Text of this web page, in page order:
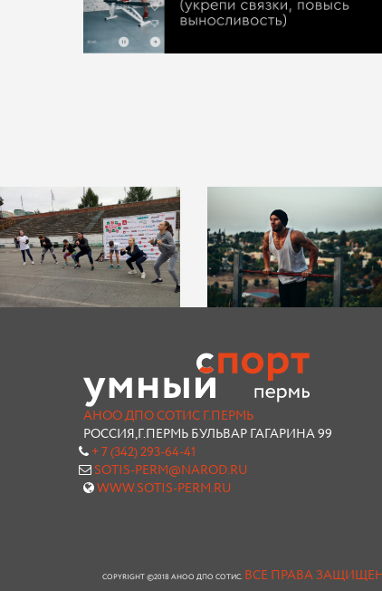
АНОО ДПО СОТИС Г.ПЕРМЬ
РОССИЯ,Г.ПЕРМЬ БУЛЬВАР ГАГАРИНА 99
+ 7 (342) 293-64-41
SOTIS-PERM@NAROD.RU
WWW.SOTIS-PERM.RU
COPYRIGHT ©2018 АНОО ДПО СОТИС. ВСЕ ПРАВА